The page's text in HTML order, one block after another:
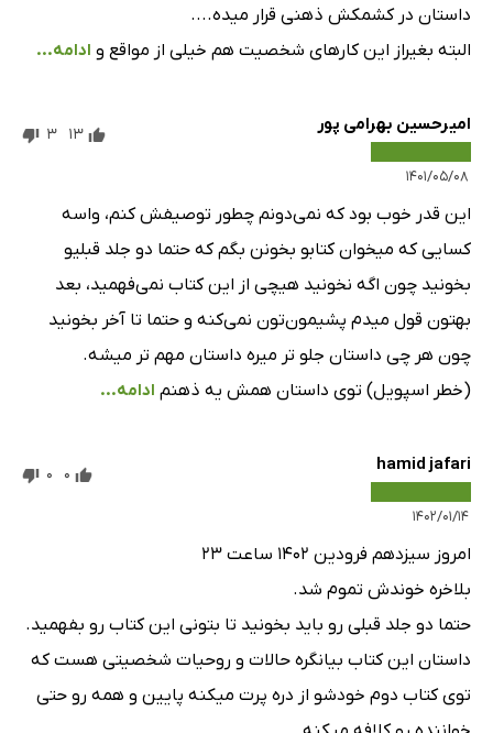
داستان در کشمکش ذهنی قرار میده....
البته بغیراز این کارهای شخصیت هم خیلی از مواقع و ادامه...
امیرحسین بهرامی پور
۱۴۰۱/۰۵/۰۸
13
3
این قدر خوب بود که نمی‌دونم چطور توصیفش کنم، واسه
کسایی که میخوان کتابو بخونن بگم که حتما دو جلد قبلیو
بخونید چون اگه نخونید هیچی از این کتاب نمی‌فهمید، بعد
بهتون قول میدم پشیمون‌تون نمی‌کنه و حتما تا آخر بخونید
چون هر چی داستان جلو تر میره داستان مهم تر میشه.
(خطر اسپویل) توی داستان همش یه ذهنم ادامه...
hamid jafari
۱۴۰۲/۰۱/۱۴
0
0
امروز سیزدهم فرودین ۱۴۰۲ ساعت ۲۳
بلاخره خوندش تموم شد.
حتما دو جلد قبلی رو باید بخونید تا بتونی این کتاب رو بفهمید.
داستان این کتاب بیانگره حالات و روحیات شخصیتی هست که
توی کتاب دوم خودشو از دره پرت میکنه پایین و همه رو حتی